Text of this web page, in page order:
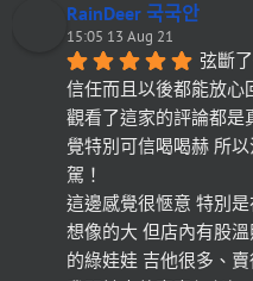
RainDeer 국국안
15:05 13 Aug 21
弦斷
信任而且以後都能放心
觀看了這家的評論都是
覺特別可信喝喝赫 所
駕！
這邊感覺很愜意 特別
想像的大 但店內有股
的綠娃娃 吉他很多、